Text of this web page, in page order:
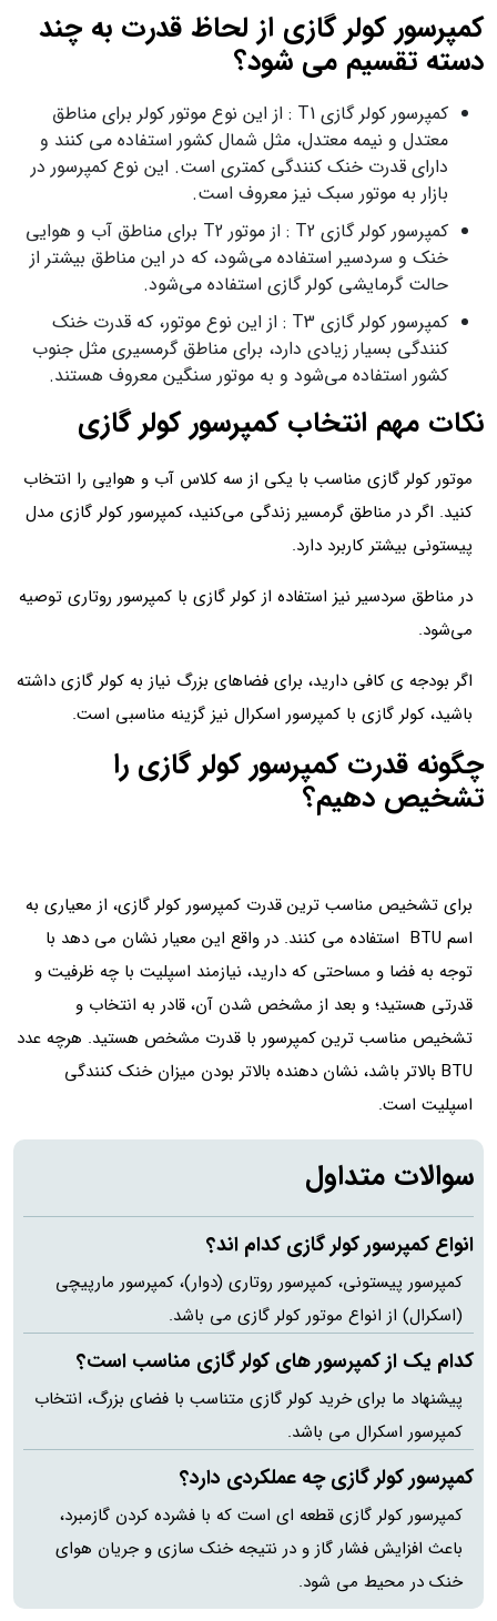
کمپرسور کولر گازی از لحاظ قدرت به چند
دسته تقسیم می شود؟
کمپرسور کولر گازی T1 : از این نوع موتور کولر برای مناطق
معتدل و نیمه معتدل، مثل شمال کشور استفاده می کنند و
دارای قدرت خنک کنندگی کمتری است. این نوع کمپرسور در
بازار به موتور سبک نیز معروف است.
کمپرسور کولر گازی T2 : از موتور T2 برای مناطق آب و هوایی
خنک و سردسیر استفاده می‌شود، که در این مناطق بیشتر از
حالت گرمایشی کولر گازی استفاده می‌شود.
کمپرسور کولر گازی T3 : از این نوع موتور، که قدرت خنک
کنندگی بسیار زیادی دارد، برای مناطق گرمسیری مثل جنوب
کشور استفاده می‌شود و به موتور سنگین معروف هستند.
نکات مهم انتخاب کمپرسور کولر گازی
موتور کولر گازی مناسب با یکی از سه کلاس آب و هوایی را انتخاب
کنید. اگر در مناطق گرمسیر زندگی می‌کنید، کمپرسور کولر گازی مدل
پیستونی بیشتر کاربرد دارد.
در مناطق سردسیر نیز استفاده از کولر گازی با کمپرسور روتاری توصیه
می‌شود.
اگر بودجه ی کافی دارید، برای فضاهای بزرگ نیاز به کولر گازی داشته
باشید، کولر گازی با کمپرسور اسکرال نیز گزینه مناسبی است.
چگونه قدرت کمپرسور کولر گازی را
تشخیص دهیم؟
برای تشخیص مناسب ترین قدرت کمپرسور کولر گازی، از معیاری به
اسم BTU استفاده می کنند. در واقع این معیار نشان می دهد با
توجه به فضا و مساحتی که دارید، نیازمند اسپلیت با چه ظرفیت و
قدرتی هستید؛ و بعد از مشخص شدن آن، قادر به انتخاب و
تشخیص مناسب ترین کمپرسور با قدرت مشخص هستید. هرچه عدد
BTU بالاتر باشد، نشان دهنده بالاتر بودن میزان خنک کنندگی
اسپلیت است.
سوالات متداول
انواع کمپرسور کولر گازی کدام اند؟
کمپرسور پیستونی، کمپرسور روتاری (دوار)، کمپرسور مارپیچی
(اسکرال) از انواع موتور کولر گازی می باشد.
کدام یک از کمپرسور های کولر گازی مناسب است؟
پیشنهاد ما برای خرید کولر گازی متناسب با فضای بزرگ، انتخاب
کمپرسور اسکرال می باشد.
کمپرسور کولر گازی چه عملکردی دارد؟
کمپرسور کولر گازی قطعه ای است که با فشرده کردن گازمبرد،
باعث افزایش فشار گاز و در نتیجه خنک سازی و جریان هوای
خنک در محیط می شود.